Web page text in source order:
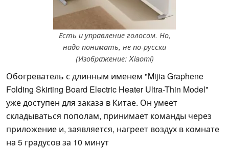
Есть и управление голосом. Но,
надо понимать, не по-русски
(Изображение: Xiaomi)
Обогреватель с длинным именем "Mijia Graphene
Folding Skirting Board Electric Heater Ultra-Thin Model"
уже доступен для заказа в Китае. Он умеет
складываться пополам, принимает команды через
приложение и, заявляется, нагреет воздух в комнате
на 5 градусов за 10 минут